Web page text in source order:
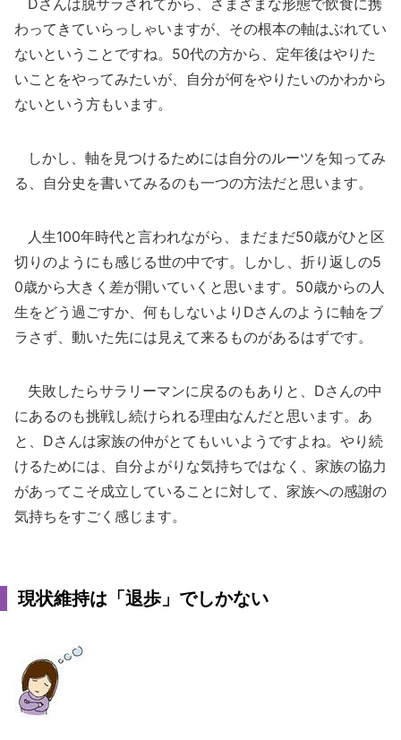
Dさんは脱サラされてから、さまざまな形態で飲食に携
わってきていらっしゃいますが、その根本の軸はぶれてい
ないということですね。50代の方から、定年後はやりた
いことをやってみたいが、自分が何をやりたいのかわから
ないという方もいます。
しかし、軸を見つけるためには自分のルーツを知ってみ
る、自分史を書いてみるのも一つの方法だと思います。
人生100年時代と言われながら、まだまだ50歳がひと区
切りのようにも感じる世の中です。しかし、折り返しの5
0歳から大きく差が開いていくと思います。50歳からの人
生をどう過ごすか、何もしないよりDさんのように軸をブ
ラさず、動いた先には見えて来るものがあるはずです。
失敗したらサラリーマンに戻るのもありと、Dさんの中
にあるのも挑戦し続けられる理由なんだと思います。あ
と、Dさんは家族の仲がとてもいいようですよね。やり続
けるためには、自分よがりな気持ちではなく、家族の協力
があってこそ成立していることに対して、家族への感謝の
気持ちをすごく感じます。
現状維持は「退歩」でしかない